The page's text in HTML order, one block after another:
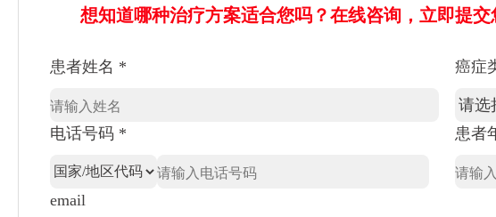
想知道哪种治疗方案适合您吗？在线咨询，立即提
患者姓名 * 癌症
电话号码 * 患者
email